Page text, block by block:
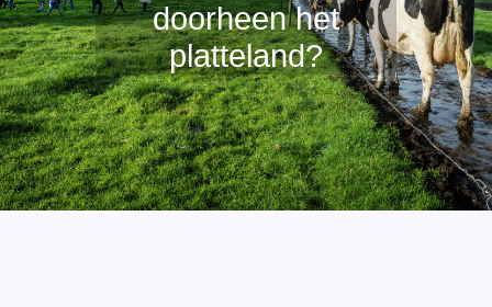
doorheen het
platteland?